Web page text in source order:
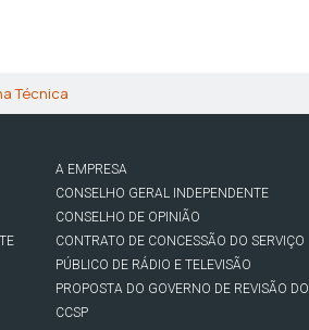
Técnica
A EMPRESA
CONSELHO GERAL INDEPENDENTE
CONSELHO DE OPINIÃO
CONTRATO DE CONCESSÃO DO SERVIÇO
PÚBLICO DE RÁDIO E TELEVISÃO
PROPOSTA DO GOVERNO DE REVISÃO DO
CCSP